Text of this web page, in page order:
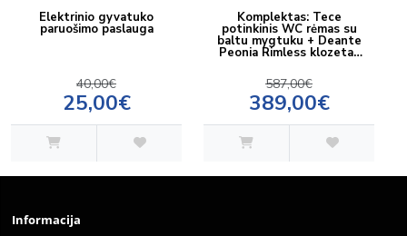
Elektrinio gyvatuko
paruošimo paslauga
40,00€
25,00€
Komplektas: Tece
potinkinis WC rėmas su
baltu mygtuku + Deante
Peonia Rimless klozetas
587,00€
389,00€
Informacija